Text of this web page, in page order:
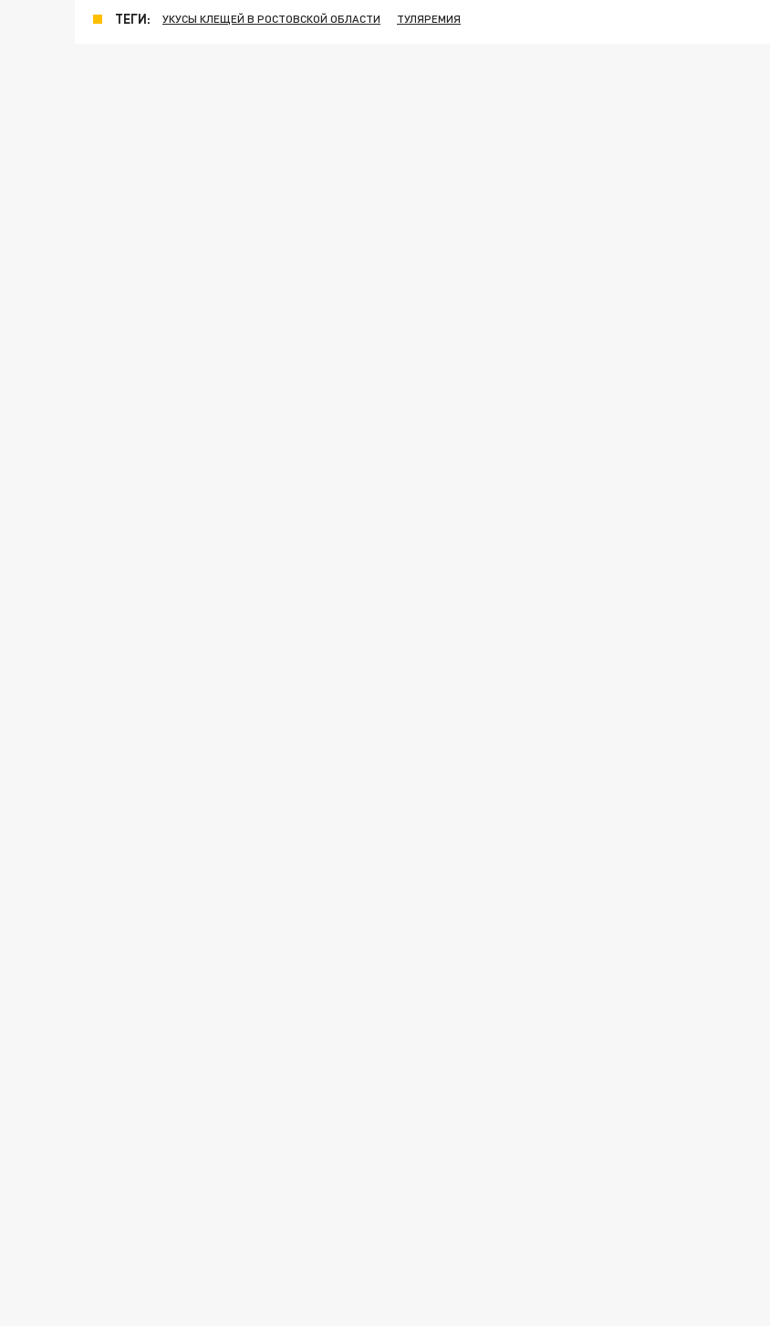
ТЕГИ: УКУСЫ КЛЕЩЕЙ В РОСТОВСКОЙ ОБЛАСТИ ТУЛЯРЕМИЯ